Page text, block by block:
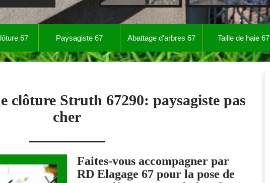
67 Paysagiste 67 Abattage d'arbres 67 Taille de haie 67
clôture Struth 67290: paysagiste pas
cher
Faites-vous accompagner par
RD Elagage 67 pour la pose de